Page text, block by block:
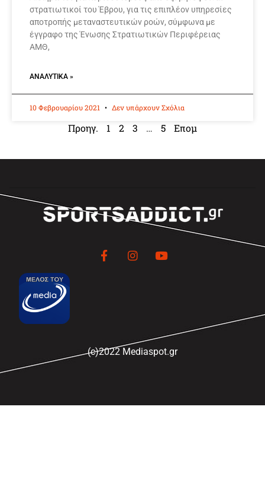
στρατιωτικοί του Έβρου, για τις επιπλέον υπηρεσίες
αποτροπής μεταναστευτικών ροών, σύμφωνα με
έγγραφο της Ένωσης Στρατιωτικών Περιφέρειας
ΑΜΘ,
ΑΝΑΛΥΤΙΚΆ »
10 Φεβρουαρίου 2021 Δεν υπάρχουν Σχόλια
Προηγ. 1 2 3 … 5 Επομ
(c)2022 Mediaspot.gr